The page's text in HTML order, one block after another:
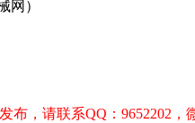
网）
，请联系QQ：9652202，